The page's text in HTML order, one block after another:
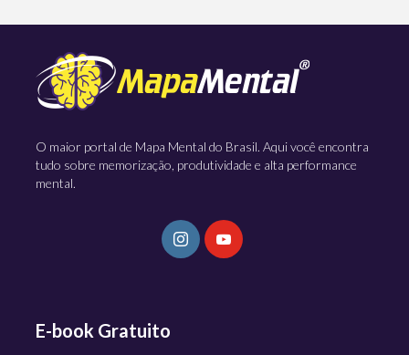
O maior portal de Mapa Mental do Brasil. Aqui você encontra
tudo sobre memorização, produtividade e alta performance
mental.
E-book Gratuito